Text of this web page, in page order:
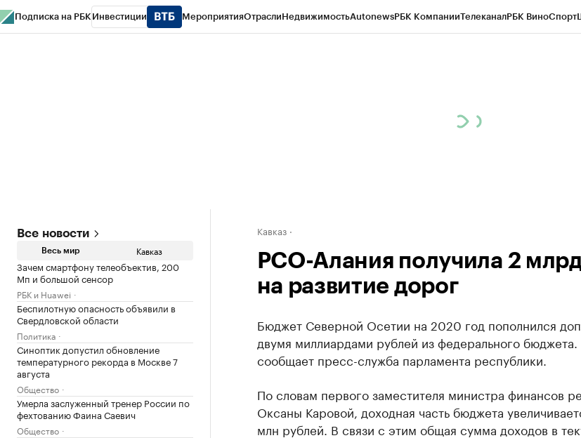
Подписка на РБК Инвестиции МероприятияОтраслиНедвижимостьAutonewsРБК КомпанииТелеканалРБК ВиноСпорт
Все новости
Весь мир Кавказ
Зачем смартфону телеобъектив, 200
Мп и большой сенсор
РБК и Huawei
Беспилотную опасность объявили в
Свердловской области
Политика
Синоптик допустил обновление
температурного рекорда в Москве 7
августа
Общество
Умерла заслуженный тренер России по
фехтованию Фаина Саевич
Общество
Кавказ
РСО-Алания получила 2
на развитие дорог
Бюджет Северной Осетии на 2020 год пополнился
двумя миллиардами рублей из федерального
сообщает пресс-служба парламента республики.
По словам первого заместителя министра финансов
Оксаны Каровой, доходная часть бюджета
млн рублей. В связи с этим общая сумма доходов в